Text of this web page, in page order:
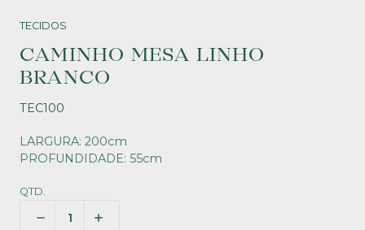
TECIDOS
CAMINHO MESA LINHO
BRANCO
TEC100
LARGURA: 200cm
PROFUNDIDADE: 55cm
QTD.